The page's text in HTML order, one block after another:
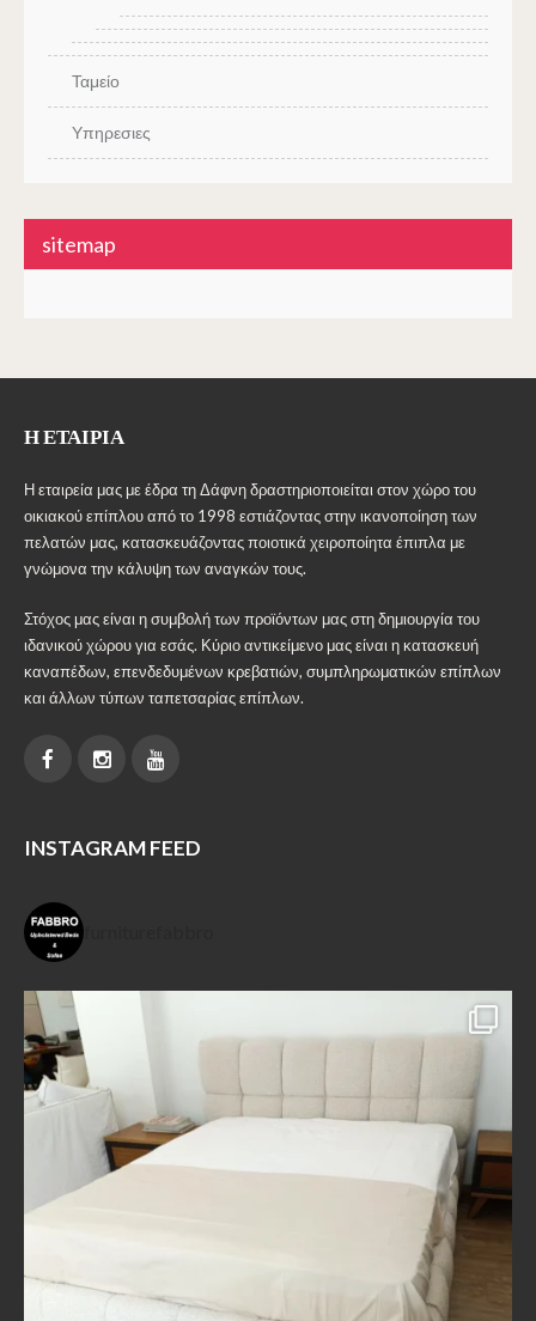
Ταμείο
Υπηρεσιες
sitemap
Η ΕΤΑΙΡΊΑ
Η εταιρεία μας με έδρα τη Δάφνη δραστηριοποιείται στον χώρο του
οικιακού επίπλου από το 1998 εστιάζοντας στην ικανοποίηση των
πελατών μας, κατασκευάζοντας ποιοτικά χειροποίητα έπιπλα με
γνώμονα την κάλυψη των αναγκών τους.
Στόχος μας είναι η συμβολή των προϊόντων μας στη δημιουργία του
ιδανικού χώρου για εσάς. Κύριο αντικείμενο μας είναι η κατασκευή
καναπέδων, επενδεδυμένων κρεβατιών, συμπληρωματικών επίπλων
και άλλων τύπων ταπετσαρίας επίπλων.
INSTAGRAM FEED